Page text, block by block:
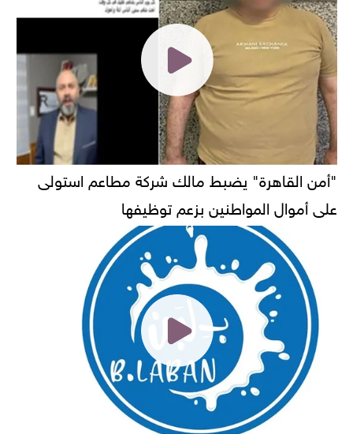
"أمن القاهرة" يضبط مالك شركة مطاعم استولى
على أموال المواطنين بزعم توظيفها